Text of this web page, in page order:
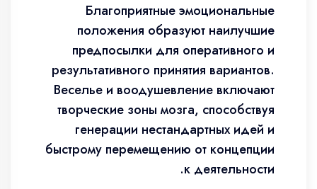
Благоприятные эмоциональные
положения образуют наилучшие
предпосылки для оперативного и
результативного принятия вариантов.
Веселье и воодушевление включают
творческие зоны мозга, способствуя
генерации нестандартных идей и
быстрому перемещению от концепции
к деятельности.